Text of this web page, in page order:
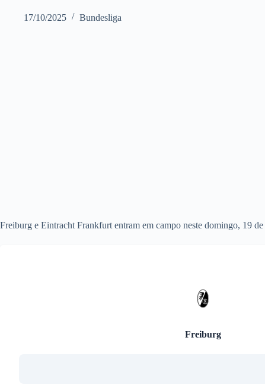
17/10/2025 Bundesliga
Freiburg e Eintracht Frankfurt entram em campo neste domingo, 19
Freiburg